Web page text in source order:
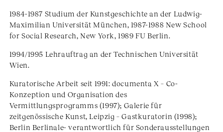
1984-1987 Studium der Kunstgeschichte an der Ludwig-
Maximilian Universität München, 1987-1988 New School
for Social Research, New York, 1989 FU Berlin.
1994/1995 Lehrauftrag an der Technischen Universität
Wien.
Kuratorische Arbeit seit 1991: documenta X – Co-
Konzeption und Organisation des
Vermittlungsprogramms (1997); Galerie für
zeitgenössische Kunst, Leipzig – Gastkuratorin (1998);
Berlin Berlinale- verantwortlich für Sonderausstellungen